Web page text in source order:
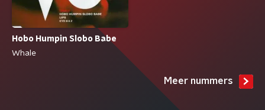
Hobo Humpin Slobo Babe
Whale
Meer nummers